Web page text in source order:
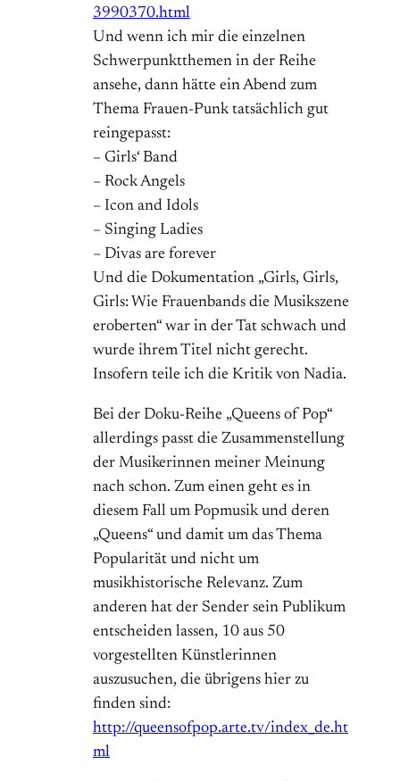
3990370.html
Und wenn ich mir die einzelnen
Schwerpunktthemen in der Reihe
ansehe, dann hätte ein Abend zum
Thema Frauen-Punk tatsächlich gut
reingepasst:
– Girls‘ Band
– Rock Angels
– Icon and Idols
– Singing Ladies
– Divas are forever
Und die Dokumentation „Girls, Girls,
Girls: Wie Frauenbands die Musikszene
eroberten“ war in der Tat schwach und
wurde ihrem Titel nicht gerecht.
Insofern teile ich die Kritik von Nadia.
Bei der Doku-Reihe „Queens of Pop“
allerdings passt die Zusammenstellung
der Musikerinnen meiner Meinung
nach schon. Zum einen geht es in
diesem Fall um Popmusik und deren
„Queens“ und damit um das Thema
Popularität und nicht um
musikhistorische Relevanz. Zum
anderen hat der Sender sein Publikum
entscheiden lassen, 10 aus 50
vorgestellten Künstlerinnen
auszusuchen, die übrigens hier zu
finden sind:
http://queensofpop.arte.tv/index_de.ht
ml